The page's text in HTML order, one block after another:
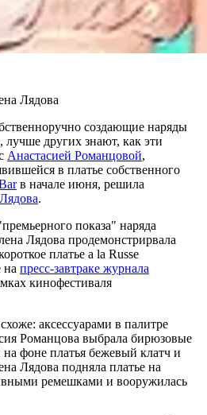
Лядова
создающие наряды
других знают, как эти
Анастасией Романцовой,
в платье собственного
в начале июня, решила
.
показа" наряда
Лядова продемонстрирвала
платье а la Russe
на пресс-завтраке журнала
кинофестиваля
аксессуарами в палитре
Романцова выбрала бирюзовые
фоне платья бежевый клатч и
Лядова подняла платье на
ремешками и вооружилась